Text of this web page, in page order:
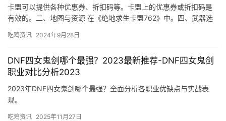
卡盟可以提供各种优惠券、折扣码等。卡盟上的优惠券或折扣码是
有效的。二、地图与资源 在《绝地求生卡盟762》中。四、武器选
吃鸡资讯 2024年9月28日
DNF四女鬼剑哪个最强？2023最新推荐-DNF四女鬼剑
职业对比分析2023
2023年DNF四女鬼剑哪个最强？全面分析各职业优缺点与实战表
现。
吃鸡资讯 2025年11月27日